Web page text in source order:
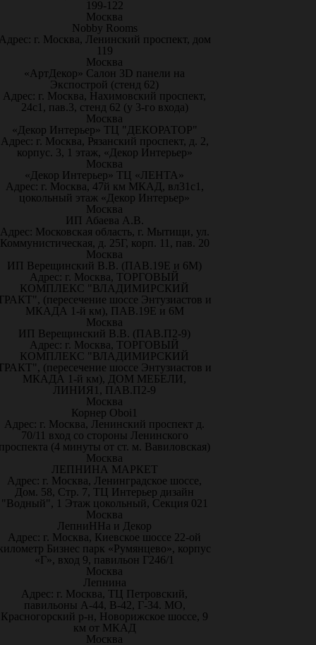
199-122
Москва
Nobby Rooms
г. Москва, Ленинский проспект, дом
119
Москва
«АртДекор» Салон 3D панели на
Экспострой (стенд 62)
Адрес: г. Москва, Нахимовский проспект,
24с1, пав.3, стенд 62 (у 3-го входа)
Москва
«Декор Интерьер» ТЦ "ДЕКОРАТОР"
Адрес: г. Москва, Рязанский проспект, д. 2,
корпус. 3, 1 этаж, «Декор Интерьер»
Москва
«Декор Интерьер» ТЦ «ЛЕНТА»
Адрес: г. Москва, 47й км МКАД, вл31с1,
цокольный этаж «Декор Интерьер»
Москва
ИП Абаева А.В.
Адрес: Московская область, г. Мытищи, ул.
Коммунистическая, д. 25Г, корп. 11, пав. 20
Москва
ИП Верещинский В.В. (ПАВ.19Е и 6М)
Адрес: г. Москва, ТОРГОВЫЙ
КОМПЛЕКС "ВЛАДИМИРСКИЙ
(пересечение шоссе Энтузиастов и
МКАДА 1-й км), ПАВ.19Е и 6М
Москва
ИП Верещинский В.В. (ПАВ.П2-9)
Адрес: г. Москва, ТОРГОВЫЙ
КОМПЛЕКС "ВЛАДИМИРСКИЙ
(пересечение шоссе Энтузиастов и
МКАДА 1-й км), ДОМ МЕБЕЛИ,
ЛИНИЯ1, ПАВ.П2-9
Москва
Корнер Oboi1
Адрес: г. Москва, Ленинский проспект д.
70/11 вход со стороны Ленинского
(4 минуты от ст. м. Вавиловская)
Москва
ЛЕПНИНА МАРКЕТ
Адрес: г. Москва, Ленинградское шоссе,
Дом. 58, Стр. 7, ТЦ Интерьер дизайн
"Водный", 1 Этаж цокольный, Секция 021
Москва
ЛепниННа и Декор
Адрес: г. Москва, Киевское шоссе 22-ой
Бизнес парк «Румянцево», корпус
«Г», вход 9, павильон Г246/1
Москва
Лепнина
Адрес: г. Москва, ТЦ Петровский,
павильоны А-44, В-42, Г-34. МО,
Красногорский р-н, Новорижское шоссе, 9
км от МКАД
Москва